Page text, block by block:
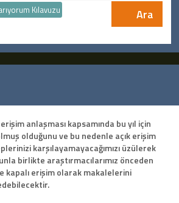
Ara
Kılavuzu
anlaşması kapsamında bu yıl için
olduğunu ve bu nedenle açık erişim
karşılayamayacağımızı üzülerek
birlikte araştırmacılarımız önceden
kapalı erişim olarak makalelerini